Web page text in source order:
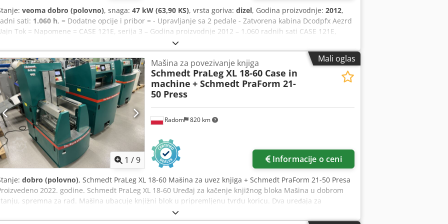
veoma dobro (polovno), snaga: 47 kW (63,90 KS), vrsta goriva: dizel, Godina proizvodnje: 2012,
sati: 1.060 h, = Dodatne opcije i pribor = - Upravljanje sa 2 pedale - Zatvorena kabina Dcodpfx Aezrd
Tok = Napomene = CASE 121E, serija 3 – Godina proizvodnje 2012 – 1.060 radnih sati CASE 121E,
serija 3, utovarivač, godina proizvodnje 2012. Mašina je u dobrom stanju i ima samo 1.060 radnih sati.
je u dobrom stanju, kako tehnički, tako i vizuelno. Pogodna je za različite primene i spremna je za
Karakteristike: * Godina proizvodnje: 2012 * Samo 1.060 radnih sati * Dobro tehničko i vizuelno
* Spreman za upotrebu Za dodatne informacije ili za dogovor oko termina za pregled, slobodno nas
= Dodatne informacije = Godina proizvodnje: 2012 Sopstvena težina: 5.800 kg Nosivost: 1.540
Ukupna dozvoljena masa: 7.340 kg Tehničko stanje: vrlo dobro Vizuelno stanje: vrlo dobro Serijski broj:
Obratite se Gerritu Haverhoeku za dodatne informacije.
Mali oglas
1 /9
Radom 820 km
Mašina za povezivanje knjiga
Schmedt PraLeg XL 18-60 Case in
machine + Schmedt PraForm 21-
50 Press
Informacije o ceni
dobro (polovno), Schmedt PraLeg XL 18-60 Mašina za uvez knjiga + Schmedt PraForm 21-50 Presa
2022. godine. Schmedt PraLeg XL 18-60 Uređaj za kačenje knjižnog bloka Mašina u dobrom
spremna za rad. Mašina ubacuje knjižni blok u pripremljenu tvrdu koricu. Dva uređaja za
nanošenje lepka, kontinuirano podešavanje debljine lepka. Format: Visina bloka: 80 – 450 mm Širina
110 – 450 mm Debljina bloka: 2 – 80 mm Kapacitet: oko 200 – 300 kom/h Napajanje: 230V Težina: